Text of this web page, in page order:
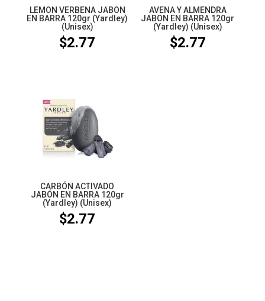
LEMON VERBENA JABON
EN BARRA 120gr (Yardley)
(Unisex)
$2.77
AVENA Y ALMENDRA
JABON EN BARRA 120gr
(Yardley) (Unisex)
$2.77
CARBÓN ACTIVADO
JABÓN EN BARRA 120gr
(Yardley) (Unisex)
$2.77